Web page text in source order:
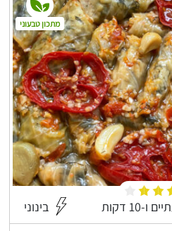
ו-10 דקות בינוני
מתכון טבעוני